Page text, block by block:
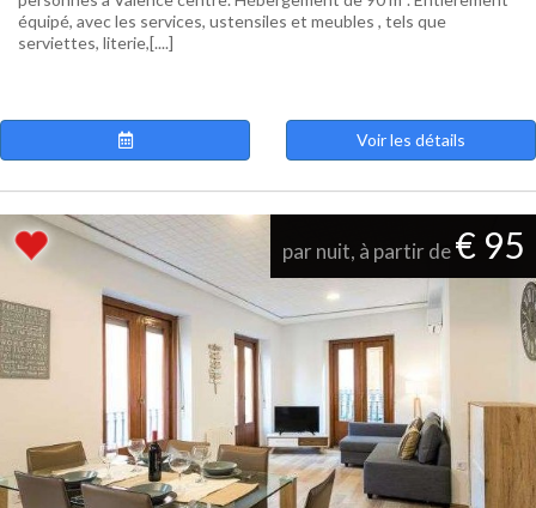
équipé, avec les services, ustensiles et meubles , tels que
serviettes, literie,[....]
Voir les détails
par nuit, à partir de€ 95